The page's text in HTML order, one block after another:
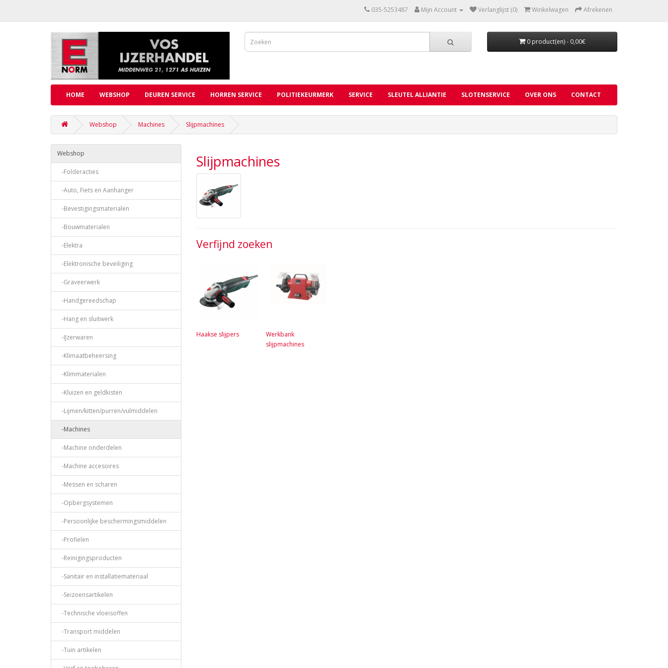
035-5253487 Mijn Account Verlanglijst (0) Winkelwagen Afrekenen
0 product(en) - 0,00€
HOME WEBSHOP DEUREN SERVICE HORREN SERVICE POLITIEKEURMERK SERVICE SLEUTEL ALLIANTIE SLOTENSERVICE OVER ONS CONTACT
Webshop Machines Slijpmachines
Webshop
-Folderacties
-Auto, Fiets en Aanhanger
-Bevestigingsmaterialen
-Bouwmaterialen
-Elektra
-Elektronische beveiliging
-Graveerwerk
-Handgereedschap
-Hang en sluitwerk
-IJzerwaren
-Klimaatbeheersing
-Klimmaterialen
-Kluizen en geldkisten
-Lijmen/kitten/purren/vulmiddelen
-Machines
-Machine onderdelen
-Machine accesoires
-Messen en scharen
-Opbergsystemen
-Persoonlijke beschermingsmiddelen
-Profielen
-Reinigingsproducten
-Sanitair en installatiemateriaal
-Seizoensartikelen
-Technische vloeisoffen
-Transport middelen
-Tuin artikelen
Slijpmachines
Verfijnd zoeken
Haakse slijpers
Werkbank
slijpmachines